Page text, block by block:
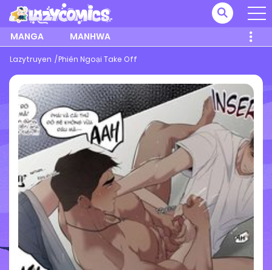
MANGA MANHWA
Lazytruyen Phiên Ngoại Take Off